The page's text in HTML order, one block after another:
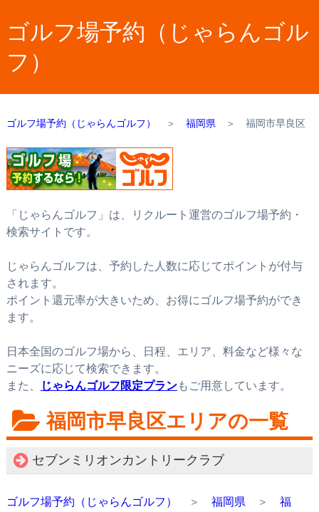
ゴルフ場予約（じゃらんゴル
フ）
ゴルフ場予約（じゃらんゴルフ） ＞ 福岡県 ＞ 福岡市早良区
「じゃらんゴルフ」は、リクルート運営のゴルフ場予約・
検索サイトです。
じゃらんゴルフは、予約した人数に応じてポイントが付与
されます。
ポイント還元率が大きいため、お得にゴルフ場予約ができ
ます。
日本全国のゴルフ場から、日程、エリア、料金など様々な
ニーズに応じて検索できます。
また、
じゃらんゴルフ限定プランもご用意しています。
福岡市早良区エリアの一覧
セブンミリオンカントリークラブ
ゴルフ場予約（じゃらんゴルフ） ＞ 福岡県 ＞ 福